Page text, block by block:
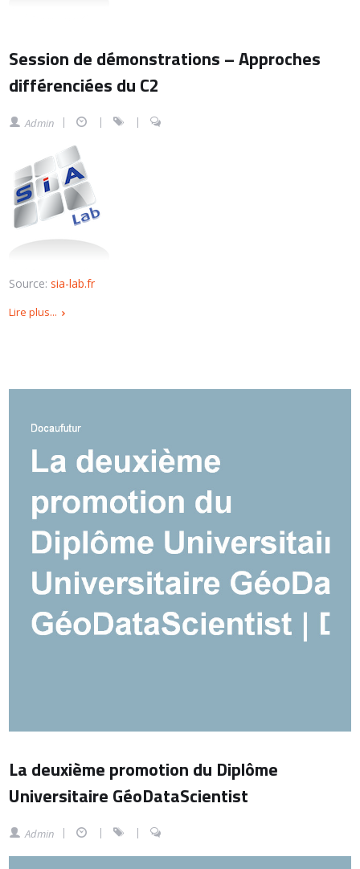
Session de démonstrations – Approches
différenciées du C2
Admin
Source: sia-lab.fr
Lire plus...
La deuxième promotion du Diplôme
Universitaire GéoDataScientist
Admin